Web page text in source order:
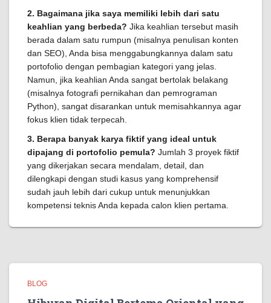
2. Bagaimana jika saya memiliki lebih dari satu
keahlian yang berbeda? Jika keahlian tersebut masih
berada dalam satu rumpun (misalnya penulisan konten
dan SEO), Anda bisa menggabungkannya dalam satu
portofolio dengan pembagian kategori yang jelas.
Namun, jika keahlian Anda sangat bertolak belakang
(misalnya fotografi pernikahan dan pemrograman
Python), sangat disarankan untuk memisahkannya agar
fokus klien tidak terpecah.
3. Berapa banyak karya fiktif yang ideal untuk
dipajang di portofolio pemula? Jumlah 3 proyek fiktif
yang dikerjakan secara mendalam, detail, dan
dilengkapi dengan studi kasus yang komprehensif
sudah jauh lebih dari cukup untuk menunjukkan
kompetensi teknis Anda kepada calon klien pertama.
BLOG